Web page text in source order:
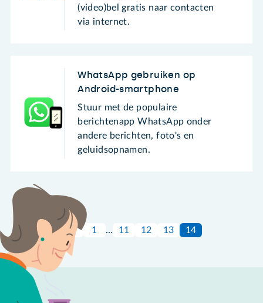
(video)bel gratis naar contacten
via internet.
WhatsApp gebruiken op
Android-smartphone
Stuur met de populaire
berichtenapp WhatsApp onder
andere berichten, foto's en
geluidsopnamen.
1 … 11 12 13 14